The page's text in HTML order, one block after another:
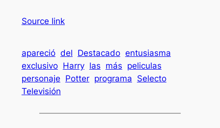
Source link
apareció del Destacado entusiasma
exclusivo Harry las más peliculas
personaje Potter programa Selecto
Televisión